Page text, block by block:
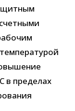
в пределах